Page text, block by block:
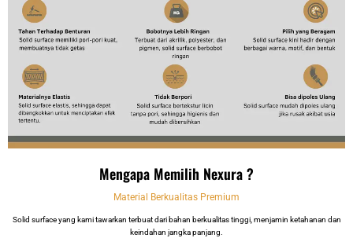
Mengapa Memilih Nexura ?
Material Berkualitas Premium
Solid surface yang kami tawarkan terbuat dari bahan berkualitas tinggi, menjamin ketahanan dan
keindahan jangka panjang.